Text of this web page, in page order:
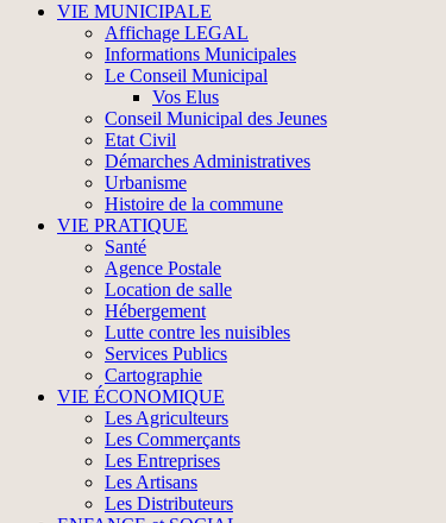
VIE MUNICIPALE
Affichage LEGAL
Informations Municipales
Le Conseil Municipal
Vos Elus
Conseil Municipal des Jeunes
Etat Civil
Démarches Administratives
Urbanisme
Histoire de la commune
VIE PRATIQUE
Santé
Agence Postale
Location de salle
Hébergement
Lutte contre les nuisibles
Services Publics
Cartographie
VIE ÉCONOMIQUE
Les Agriculteurs
Les Commerçants
Les Entreprises
Les Artisans
Les Distributeurs